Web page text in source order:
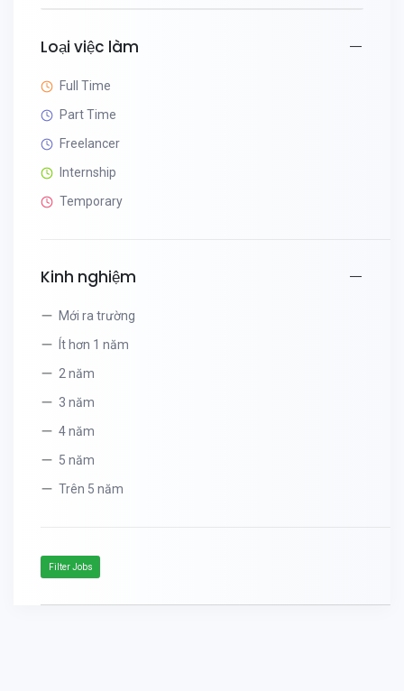
Loại việc làm
Full Time
Part Time
Freelancer
Internship
Temporary
Kinh nghiệm
Mới ra trường
Ít hơn 1 năm
2 năm
3 năm
4 năm
5 năm
Trên 5 năm
Filter Jobs